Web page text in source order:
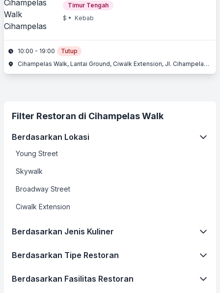
Timur Tengah
$ • Kebab
10:00 - 19:00
Tutup
Cihampelas Walk, Lantai Ground, Ciwalk Extension, Jl. Cihampelas No. 160, Cihampelas, Bandung, Jawa Barat
Filter Restoran di Cihampelas Walk
Berdasarkan Lokasi
Young Street
Skywalk
Broadway Street
Ciwalk Extension
Berdasarkan Jenis Kuliner
Berdasarkan Tipe Restoran
Berdasarkan Fasilitas Restoran